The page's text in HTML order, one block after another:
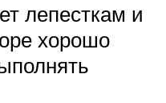
лепесткам и
хорошо